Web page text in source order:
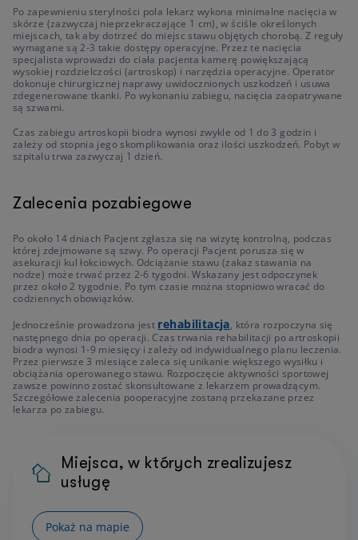
Po zapewnieniu sterylności pola lekarz wykona minimalne nacięcia w
skórze (zazwyczaj nieprzekraczające 1 cm), w ściśle określonych
miejscach, tak aby dotrzeć do miejsc stawu objętych chorobą. Z reguły
wymagane są 2-3 takie dostępy operacyjne. Przez te nacięcia
specjalista wprowadzi do ciała pacjenta kamerę powiększającą
wysokiej rozdzielczości (artroskop) i narzędzia operacyjne. Operator
dokonuje chirurgicznej naprawy uwidocznionych uszkodzeń i usuwa
zdegenerowane tkanki. Po wykonaniu zabiegu, nacięcia zaopatrywane
są szwami.
Czas zabiegu artroskopii biodra wynosi zwykle od 1 do 3 godzin i
zależy od stopnia jego skomplikowania oraz ilości uszkodzeń. Pobyt w
szpitalu trwa zazwyczaj 1 dzień.
Zalecenia pozabiegowe
Po około 14 dniach Pacjent zgłasza się na wizytę kontrolną, podczas
której zdejmowane są szwy. Po operacji Pacjent porusza się w
asekuracji kul łokciowych. Odciążanie stawu (zakaz stawania na
nodze) może trwać przez 2-6 tygodni. Wskazany jest odpoczynek
przez około 2 tygodnie. Po tym czasie można stopniowo wracać do
codziennych obowiązków.
Jednocześnie prowadzona jest rehabilitacja, która rozpoczyna się
następnego dnia po operacji. Czas trwania rehabilitacji po artroskopii
biodra wynosi 1-9 miesięcy i zależy od indywidualnego planu leczenia.
Przez pierwsze 3 miesiące zaleca się unikanie większego wysiłku i
obciążania operowanego stawu. Rozpoczęcie aktywności sportowej
zawsze powinno zostać skonsultowane z lekarzem prowadzącym.
Szczegółowe zalecenia pooperacyjne zostaną przekazane przez
lekarza po zabiegu.
Miejsca, w których zrealizujesz
usługę
Pokaż na mapie